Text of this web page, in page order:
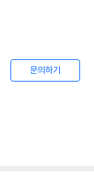
문의하기